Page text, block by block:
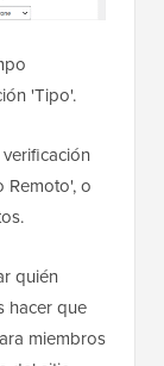
'Tipo'.
Remoto', o
quién
hacer que
miembros